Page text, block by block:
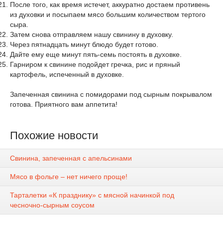
После того, как время истечет, аккуратно достаем противень
из духовки и посыпаем мясо большим количеством тертого
сыра.
Затем снова отправляем нашу свинину в духовку.
Через пятнадцать минут блюдо будет готово.
Дайте ему еще минут пять-семь постоять в духовке.
Гарниром к свинине подойдет гречка, рис и пряный
картофель, испеченный в духовке.
Запеченная свинина с помидорами под сырным покрывалом
готова. Приятного вам аппетита!
Похожие новости
Свинина, запеченная с апельсинами
Мясо в фольге – нет ничего проще!
Тарталетки «К празднику» с мясной начинкой под
чесночно-сырным соусом